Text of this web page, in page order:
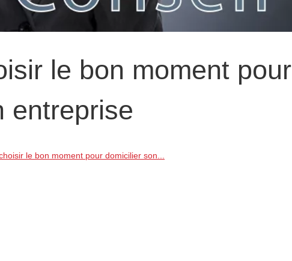
le bon moment pour
entreprise
le bon moment pour domicilier son...